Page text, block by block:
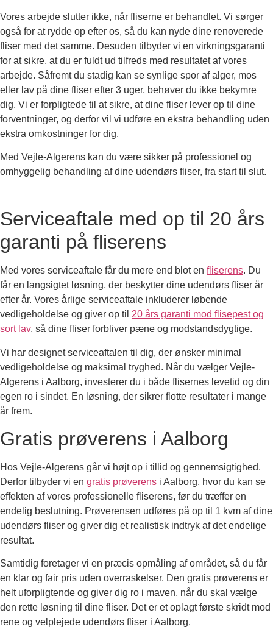
Vores arbejde slutter ikke, når fliserne er behandlet. Vi sørger
også for at rydde op efter os, så du kan nyde dine renoverede
fliser med det samme. Desuden tilbyder vi en virkningsgaranti
for at sikre, at du er fuldt ud tilfreds med resultatet af vores
arbejde. Såfremt du stadig kan se synlige spor af alger, mos
eller lav på dine fliser efter 3 uger, behøver du ikke bekymre
dig. Vi er forpligtede til at sikre, at dine fliser lever op til dine
forventninger, og derfor vil vi udføre en ekstra behandling uden
ekstra omkostninger for dig.
Med Vejle-Algerens kan du være sikker på professionel og
omhyggelig behandling af dine udendørs fliser, fra start til slut.
Serviceaftale med op til 20 års
garanti på fliserens
Med vores serviceaftale får du mere end blot en fliserens. Du
får en langsigtet løsning, der beskytter dine udendørs fliser år
efter år. Vores årlige serviceaftale inkluderer løbende
vedligeholdelse og giver op til 20 års garanti mod flisepest og
sort lav, så dine fliser forbliver pæne og modstandsdygtige.
Vi har designet serviceaftalen til dig, der ønsker minimal
vedligeholdelse og maksimal tryghed. Når du vælger Vejle-
Algerens i Aalborg, investerer du i både flisernes levetid og din
egen ro i sindet. En løsning, der sikrer flotte resultater i mange
år frem.
Gratis prøverens i Aalborg
Hos Vejle-Algerens går vi højt op i tillid og gennemsigtighed.
Derfor tilbyder vi en gratis prøverens i Aalborg, hvor du kan se
effekten af vores professionelle fliserens, før du træffer en
endelig beslutning. Prøverensen udføres på op til 1 kvm af dine
udendørs fliser og giver dig et realistisk indtryk af det endelige
resultat.
Samtidig foretager vi en præcis opmåling af området, så du får
en klar og fair pris uden overraskelser. Den gratis prøverens er
helt uforpligtende og giver dig ro i maven, når du skal vælge
den rette løsning til dine fliser. Det er et oplagt første skridt mod
rene og velplejede udendørs fliser i Aalborg.